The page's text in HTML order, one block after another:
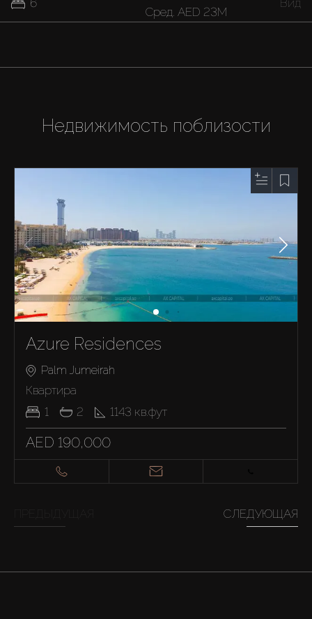
6
Cред. AED 23M
Вид
Cред.AED 29M
Недвижимость поблизости
Azure Residences
Palm Jumeirah
Квартира
1
2 1143 кв.фут
AED 190,000
СЛЕДУЮЩАЯ